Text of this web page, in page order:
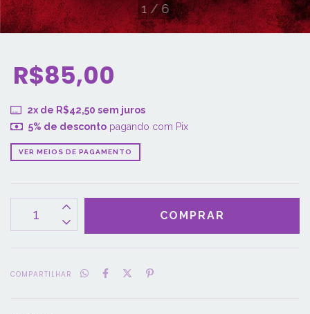
1 /6
R$85,00
2x de R$42,50 sem juros
5% de descontopagando com Pix
VER MEIOS DE PAGAMENTO
COMPARTILHAR